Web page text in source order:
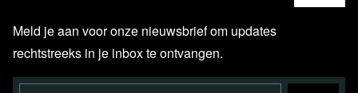
Meld je aan voor onze nieuwsbrief om updates
rechtstreeks in je inbox te ontvangen.